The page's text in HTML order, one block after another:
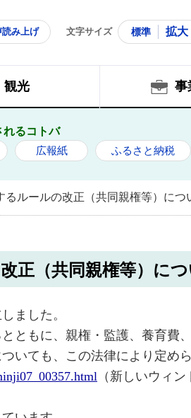
読み上げ 文字サイズ 標準 拡大
観光 事
れるコトバ
広報紙 ふるさと納税
ルールの改正（共同親権等）につ
正（共同親権等）につ
ました。
ともに、親権・監護、養育費
いても、この法律により定めら
（新しいウィ